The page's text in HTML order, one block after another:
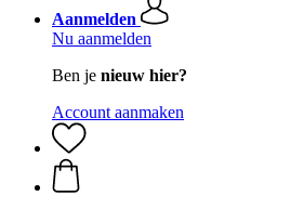
Aanmelden
Nu aanmelden
Ben je nieuw hier?
Account aanmaken